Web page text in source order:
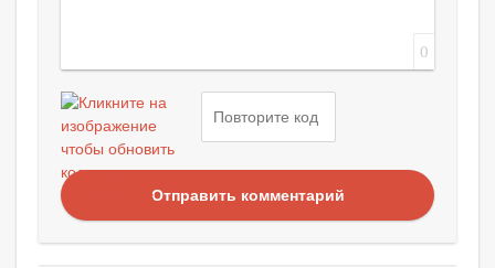
0
Отправить комментарий